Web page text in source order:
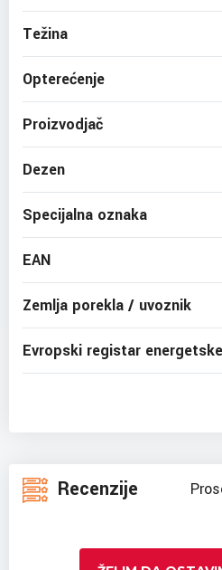
Težina
Opterećenje
Proizvodjač
Dezen
Specijalna oznaka
EAN
Zemlja porekla / uvoznik
Evropski registar
Recenzije